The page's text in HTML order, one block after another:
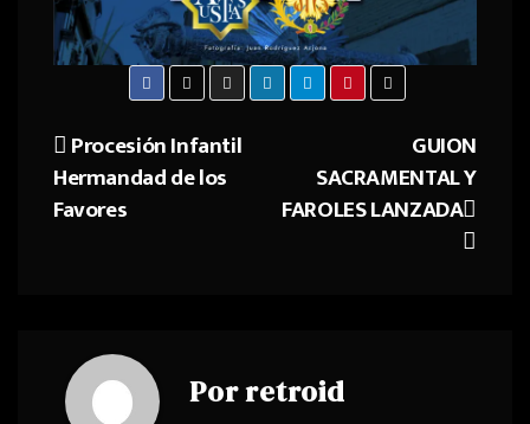
Navegación
de
GUION
SACRAMENTAL Y
FAROLES LANZADA
Procesión Infantil
Hermandad de los
Favores
Porretroid